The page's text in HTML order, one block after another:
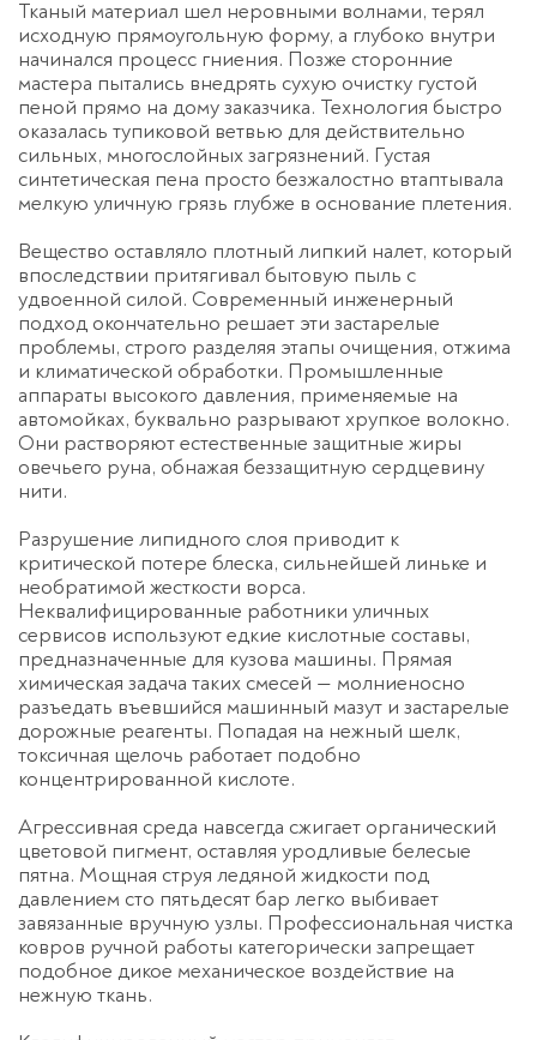
Тканый материал шел неровными волнами, терял
исходную прямоугольную форму, а глубоко внутри
начинался процесс гниения. Позже сторонние
мастера пытались внедрять сухую очистку густой
пеной прямо на дому заказчика. Технология быстро
оказалась тупиковой ветвью для действительно
сильных, многослойных загрязнений. Густая
синтетическая пена просто безжалостно втаптывала
мелкую уличную грязь глубже в основание плетения.
Вещество оставляло плотный липкий налет, который
впоследствии притягивал бытовую пыль с
удвоенной силой. Современный инженерный
подход окончательно решает эти застарелые
проблемы, строго разделяя этапы очищения, отжима
и климатической обработки. Промышленные
аппараты высокого давления, применяемые на
автомойках, буквально разрывают хрупкое волокно.
Они растворяют естественные защитные жиры
овечьего руна, обнажая беззащитную сердцевину
нити.
Разрушение липидного слоя приводит к
критической потере блеска, сильнейшей линьке и
необратимой жесткости ворса.
Неквалифицированные работники уличных
сервисов используют едкие кислотные составы,
предназначенные для кузова машины. Прямая
химическая задача таких смесей — молниеносно
разъедать въевшийся машинный мазут и застарелые
дорожные реагенты. Попадая на нежный шелк,
токсичная щелочь работает подобно
концентрированной кислоте.
Агрессивная среда навсегда сжигает органический
цветовой пигмент, оставляя уродливые белесые
пятна. Мощная струя ледяной жидкости под
давлением сто пятьдесят бар легко выбивает
завязанные вручную узлы. Профессиональная чистка
ковров ручной работы категорически запрещает
подобное дикое механическое воздействие на
нежную ткань.